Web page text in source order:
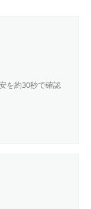
を約30秒で確認